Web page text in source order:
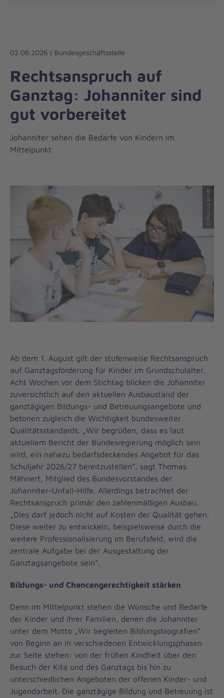
02.06.2026 | Bundesgeschäftsstelle
Rechtsanspruch auf
Ganztag: Johanniter sind
gut vorbereitet
Johanniter sehen die Bedarfe von Kindern im
Mittelpunkt
© Marcus Brodt
Ab dem 1. August gilt der stufenweise Rechtsanspruch
auf Ganztagsförderung für Kinder im Grundschulalter.
Acht Wochen vor dem Stichtag blicken die Johanniter
zuversichtlich auf den aktuellen Ausbaustand der
ganztägigen Bildungs- und Betreuungsangebote und
betonen zugleich die Wichtigkeit bundesweiter
Qualitätsstandards. „Wir begrüßen, dass es laut
aktuellem Bericht der Bundesregierung möglich sein
wird, ein nahezu bedarfsdeckendes Angebot für das
Schuljahr 2026/27 bereitzustellen“, sagt Thomas
Mähnert, Mitglied des Bundesvorstandes der
Johanniter-Unfall-Hilfe. Allerdings betrachtet der
Rechtsanspruch primär den zahlenmäßigen Ausbau.
„Dies darf jedoch nicht auf Kosten der Qualität gehen.
Diese weiter zu entwickeln, beispielsweise durch die
weitere Professionalisierung im Berufsfeld, wird die
zentrale Aufgabe bei der Ausgestaltung der
Ganztagsangebote sein“.
Bildungs- und Chancengerechtigkeit stärken
Denn im Mittelpunkt stehen die Wünsche und Bedarfe
der Kinder und ihrer Familien, denen die Johanniter
unter dem Motto „Wir begleiten Bildungsbiografien“
von Beginn an in verschiedenen Entwicklungsphasen
zur Seite stehen: von der frühen Kindheit über den
Besuch der Kita und des Ganztags bis hin zu
unterschiedlichen Angeboten der offenen Kinder- und
Jugendarbeit. Die ganztägige Bildung und Betreuung ist